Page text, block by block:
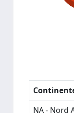
NA - Nord